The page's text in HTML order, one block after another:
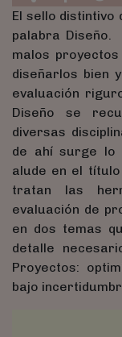
El sello
palabra Diseño.
malos
diseñarlos bien
evaluación
Diseño se
diversas
de ahí surge lo
alude en el
tratan las
evaluación de
en dos temas
detalle
Proyectos:
bajo